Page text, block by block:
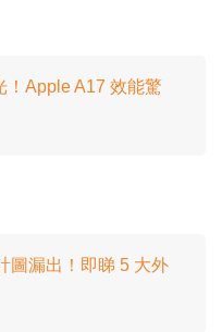
！Apple A17 效能驚
圖漏出！即睇 5 大外